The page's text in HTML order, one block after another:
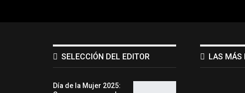
SELECCIÓN DEL EDITOR
Día de la Mujer 2025:
LAS MÁS